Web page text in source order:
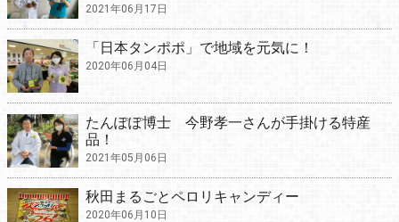
2021年06月17日
「日本タンポポ」で地域を元気に！
2020年06月04日
たんぽぽ博士 今野孝一さんが手掛ける特産
品！
2021年05月06日
秋田まるごとペロリキャンディー
2020年06月10日